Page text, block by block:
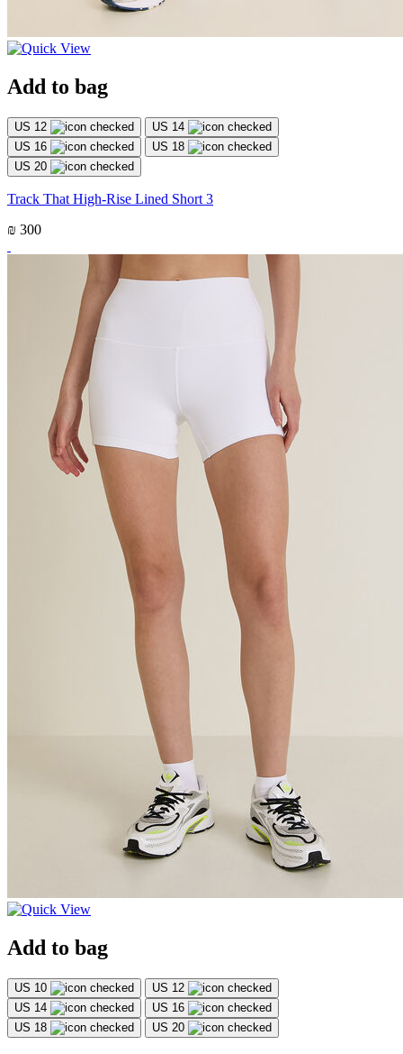
Add to bag
US 12
US 14
US 16
US 18
US 20
Track That High-Rise Lined Short 3
₪ 300
Add to bag
US 10
US 12
US 14
US 16
US 18
US 20